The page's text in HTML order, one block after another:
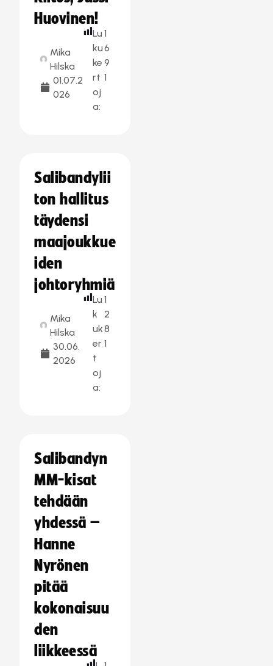
Huovinen!
Mika
Hilska
01.07.2
026
Lu
ku
ke
rt
oj
a:
1
6
9
1
Salibandylii
ton hallitus
täydensi
maajoukkue
iden
johtoryhmiä
Mika
Hilska
30.06.
2026
Lu
k
uk
er
t
oj
a:
1
2
8
1
Salibandyn
MM-kisat
tehdään
yhdessä –
Hanne
Nyrönen
pitää
kokonaisuu
den
liikkeessä